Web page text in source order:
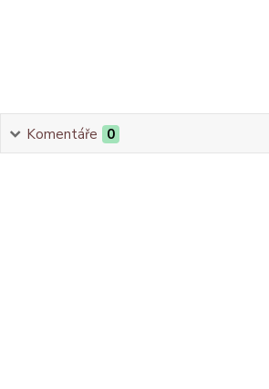
Komentáře 0